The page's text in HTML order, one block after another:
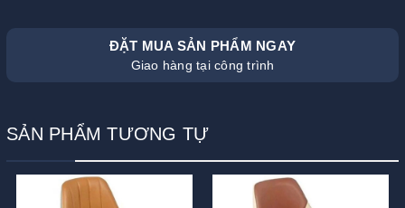
ĐẶT MUA SẢN PHẨM NGAY
Giao hàng tại công trình
SẢN PHẨM TƯƠNG TỰ